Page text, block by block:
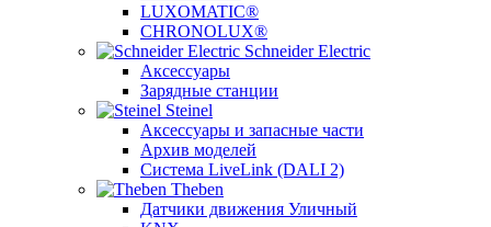
LUXOMATIC®
CHRONOLUX®
Schneider Electric
Аксессуары
Зарядные станции
Steinel
Аксессуары и запасные части
Архив моделей
Система LiveLink (DALI 2)
Theben
Датчики движения Уличный